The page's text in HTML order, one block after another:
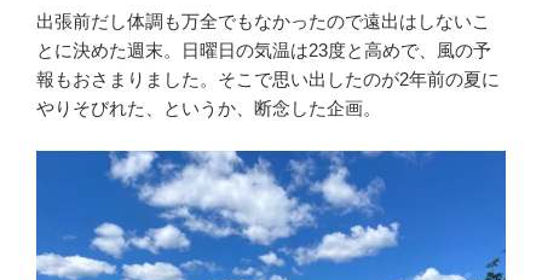
出張前だし体調も万全でもなかったので遠出はしないこ
とに決めた週末。日曜日の気温は23度と高めで、風の予
報もおさまりました。そこで思い出したのが2年前の夏に
やりそびれた、というか、断念した企画。